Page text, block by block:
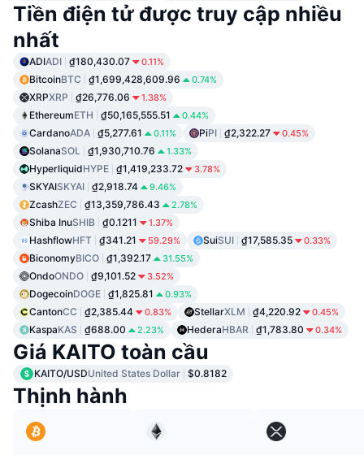
Tiền điện tử được truy cập nhiều
nhất
ADIADI ₫180,430.07 0.11%
BitcoinBTC ₫1,699,428,609.96 0.74%
XRPXRP ₫26,776.06 1.38%
EthereumETH ₫50,165,555.51 0.44%
CardanoADA ₫5,277.61 0.11% PiPI ₫2,322.27 0.45%
SolanaSOL ₫1,930,710.76 1.33%
HyperliquidHYPE ₫1,419,233.72 3.78%
SKYAISKYAI ₫2,918.74 9.46%
ZcashZEC ₫13,359,786.43 2.78%
Shiba InuSHIB ₫0.1211 1.37%
HashflowHFT ₫341.21 59.29% SuiSUI ₫17,585.35 0.33%
BiconomyBICO ₫1,392.17 31.55%
OndoONDO ₫9,101.52 3.52%
DogecoinDOGE ₫1,825.81 0.93%
CantonCC ₫2,385.44 0.83% StellarXLM ₫4,220.92 0.45%
KaspaKAS ₫688.00 2.23% HederaHBAR ₫1,783.80 0.34%
Giá KAITO toàn cầu
KAITO/USDUnited States Dollar $0.8182
Thịnh hành